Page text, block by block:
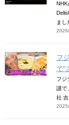
まし
フ
で"
フジ
謎で
社